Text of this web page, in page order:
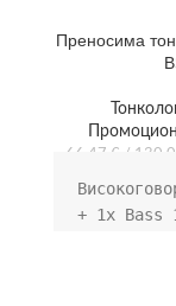
Преносима
66,47 € /
+ 1x Bass